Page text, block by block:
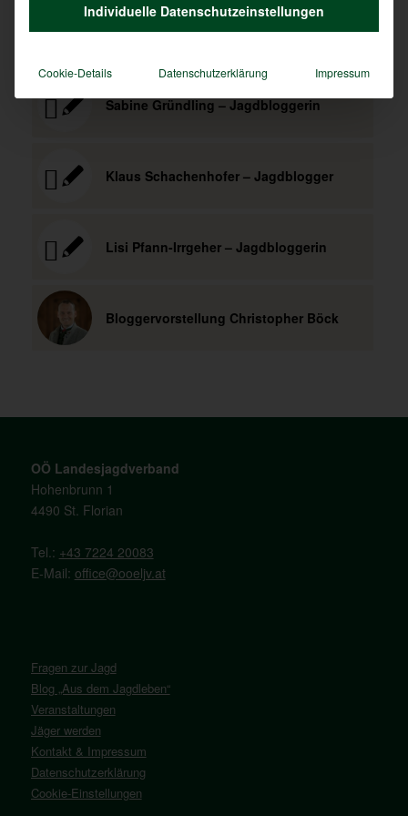
Geschichten aus der Welt der Jagd
Sabine Gründling – Jagdbloggerin
Klaus Schachenhofer – Jagdblogger
Lisi Pfann-Irrgeher – Jagdbloggerin
Bloggervorstellung Christopher Böck
OÖ Landesjagdverband
Hohenbrunn 1
4490 St. Florian
Tel.: +43 7224 20083
E-Mail: office@ooeljv.at
Fragen zur Jagd
Blog „Aus dem Jagdleben“
Veranstaltungen
Jäger werden
Kontakt & Impressum
Datenschutzerklärung
Cookie-Einstellungen
Individuelle Datenschutzeinstellungen
Cookie-Details Datenschutzerklärung Impressum